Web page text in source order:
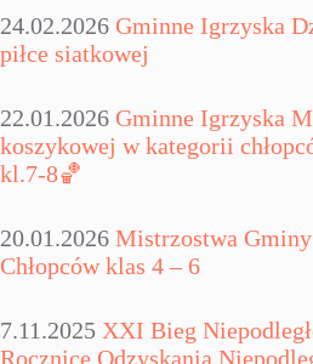
24.02.2026 Gminne Igrzyska
piłce siatkowej
22.01.2026 Gminne Igrzyska
koszykowej w kategorii
kl.7-8🏀
20.01.2026 Mistrzostwa
Chłopców klas 4 – 6
7.11.2025 XXI Bieg
Rocznicę Odzyskania